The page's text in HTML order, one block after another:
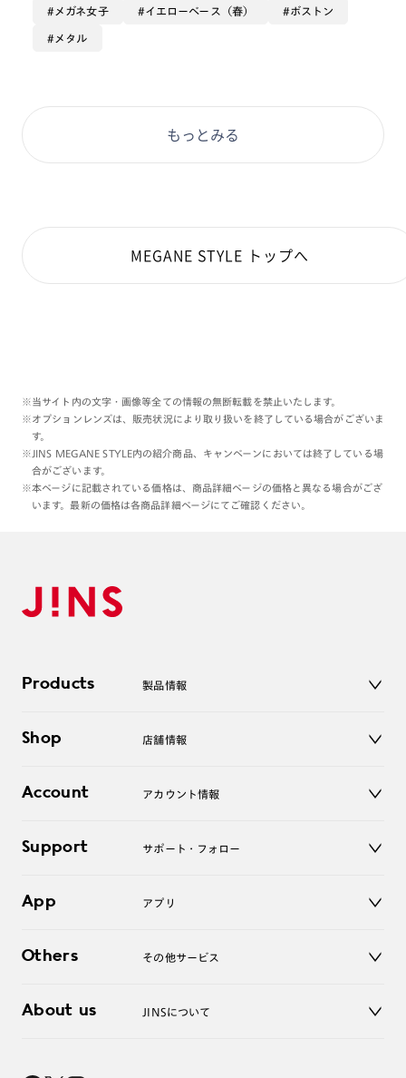
で肌馴染みの良いピンクでかけやすいです！
けていただけるとおもいます！
メガネ女子 イエローベース（春） ボストン
メタル
もっとみる
MEGANE STYLE トップへ
※当サイト内の文字・画像等全ての情報の無断転載を禁止いたします。
※オプションレンズは、販売状況により取り扱いを終了している場合がございま
す。
※JINS MEGANE STYLE内の紹介商品、キャンペーンにおいては終了している場
合がございます。
※本ページに記載されている価格は、商品詳細ページの価格と異なる場合がござ
います。最新の価格は各商品詳細ページにてご確認ください。
Products 製品情報
サングラス
コンタクトレンズ
アクセサリー
Shop 店舗情報
オンラインショップ
Account アカウント情報
ログアウト
Support サポート・フォロー
よくあるご質問
お問い合わせ
App アプリ
Others その他サービス
レンズ交換
About us JINSについて